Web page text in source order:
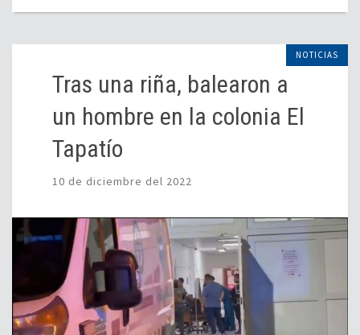
NOTICIAS
Tras una riña, balearon a
un hombre en la colonia El
Tapatío
10 de diciembre del 2022